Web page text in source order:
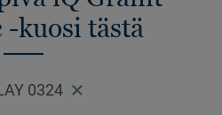
-kuosi tästä
0324